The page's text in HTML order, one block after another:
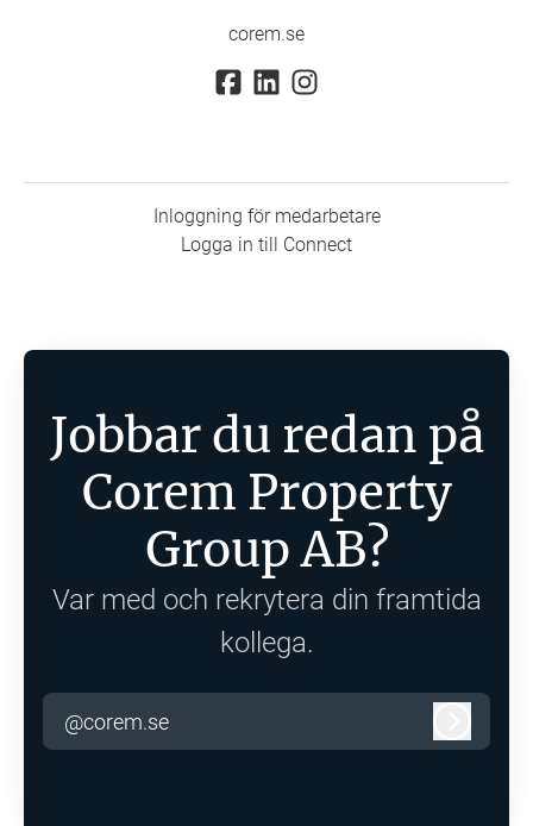
corem.se
Inloggning för medarbetare
Logga in till Connect
Jobbar du redan på
Corem Property
Group AB?
Var med och rekrytera din framtida
kollega.
@corem.se